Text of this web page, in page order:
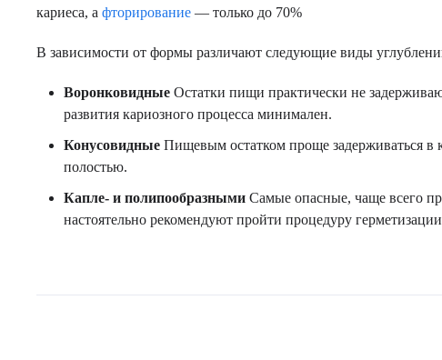
кариеса, а фторирование — только до 70%
В зависимости от формы различают следующие виды
Воронковидные Остатки пищи практически не
развития кариозного процесса минимален.
Конусовидные Пищевым остатком проще задерживаться в
полостью.
Капле- и полипообразными Самые опасные, чаще всего
настоятельно рекомендуют пройти процедуру